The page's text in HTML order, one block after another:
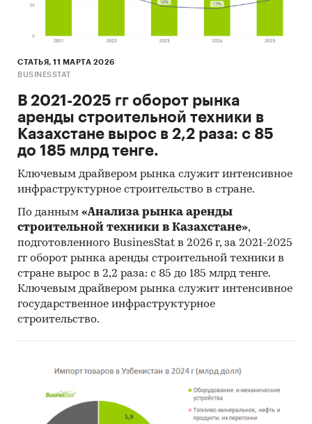
СТАТЬЯ, 11 МАРТА 2026
BUSINESSTAT
В 2021-2025 гг оборот рынка
аренды строительной техники в
Казахстане вырос в 2,2 раза: с 85
до 185 млрд тенге.
Ключевым драйвером рынка служит интенсивное
инфраструктурное строительство в стране.
По данным «Анализа рынка аренды
строительной техники в Казахстане»,
подготовленного BusinesStat в 2026 г, за 2021-2025
гг оборот рынка аренды строительной техники в
стране вырос в 2,2 раза: с 85 до 185 млрд тенге.
Ключевым драйвером рынка служит интенсивное
государственное инфраструктурное
строительство.